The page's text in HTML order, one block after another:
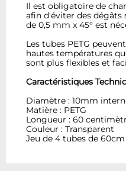
Il est obligatoire de
afin d'éviter des dégâts
de 0,5 mm x 45° est
Les tubes PETG
hautes températures
sont plus flexibles et
Caractéristiques
Diamètre : 10mm
Matière : PETG
Longueur : 60
Couleur : Transparent
Jeu de 4 tubes de 60cm